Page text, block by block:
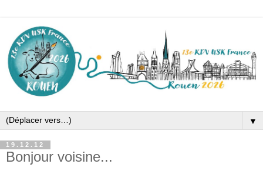
▼
19.12.12
Bonjour voisine...